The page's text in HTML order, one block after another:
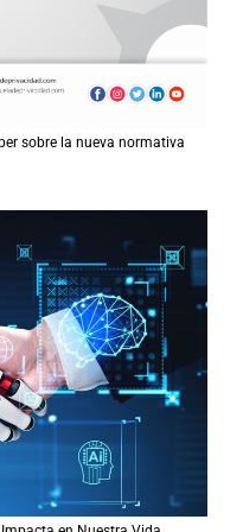
sobre la nueva normativa